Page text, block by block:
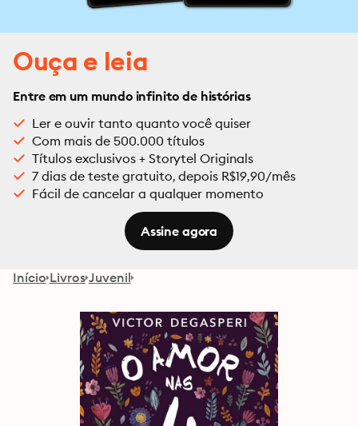
Ouça e leia
Entre em um mundo infinito de histórias
Ler e ouvir tanto quanto você quiser
Com mais de 500.000 títulos
Títulos exclusivos + Storytel Originals
7 dias de teste gratuito, depois R$19,90/mês
Fácil de cancelar a qualquer momento
Assine agora
Início Livros Juvenil